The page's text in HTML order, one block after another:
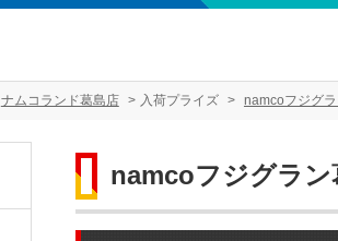
ナムコランド葛島店 入荷プライズ namcoフジグ
namcoフジグラン